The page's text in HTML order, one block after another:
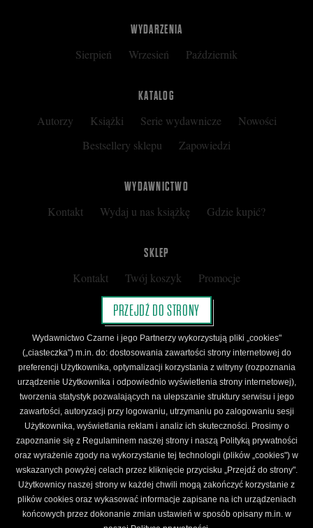
WYDARZENIA
Sierpień Wrzesień Październik
KATALOG
Autorzy Książki Serie wydawnicze
Nowości
Bestsellery sklepu
Zapowiedzi
WYDAWNICTWO
Kontakt Wydaj u nas książkę Gdzie kupić?
SKLEP
Kontakt Twój koszyk
Promocje
Kup kartę podarunkową
Nota prawna
Regulamin
Polityka prywatności
Regulamin Klubu Czarnego
Regulamin Karty Podarunkowej
ŚLEDŹ CZARNE
Facebook YouTube Instagram Newsletter
Wydawnictwo Czarne. Wszelkie prawa zastrzeżone. Projekt:Fajne Chłopaki,logo
wydawnictwa: Kamil Targosz.
PRZEJDŹ DO STRONY
Wydawnictwo Czarne i jego Partnerzy wykorzystują pliki „cookies"
(„ciasteczka") m.in. do: dostosowania zawartości strony internetowej do
preferencji Użytkownika, optymalizacji korzystania z witryny (rozpoznania
urządzenie Użytkownika i odpowiednio wyświetlenia strony internetowej),
tworzenia statystyk pozwalających na ulepszanie struktury serwisu i jego
zawartości, autoryzacji przy logowaniu, utrzymaniu po zalogowaniu sesji
Użytkownika, wyświetlania reklam i analiz ich skuteczności. Prosimy o
zapoznanie się z Regulaminem naszej strony i naszą Polityką prywatności
oraz wyrażenie zgody na wykorzystanie tej technologii (plików „cookies") w
wskazanych powyżej celach przez kliknięcie przycisku „Przejdź do strony".
Użytkownicy naszej strony w każdej chwili mogą zakończyć korzystanie z
plików cookies oraz wykasować informacje zapisane na ich urządzeniach
końcowych przez dokonanie zmian ustawień w sposób opisany m.in. w